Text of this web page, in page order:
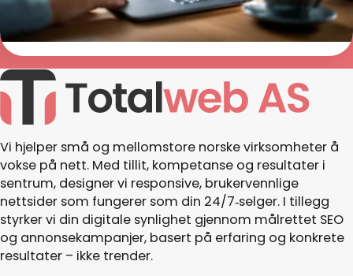
Les mer >
Vi hjelper små og mellomstore norske virksomheter å
vokse på nett. Med tillit, kompetanse og resultater i
sentrum, designer vi responsive, brukervennlige
nettsider som fungerer som din 24/7‑selger. I tillegg
styrker vi din digitale synlighet gjennom målrettet SEO
og annonsekampanjer, basert på erfaring og konkrete
resultater – ikke trender.